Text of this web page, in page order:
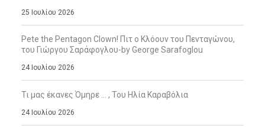
25 Ιουλίου 2026
Pete the Pentagon Clown! Πιτ ο Κλόουν του Πενταγώνου,
του Γιώργου Σαράφογλου-by George Sarafoglou
24 Ιουλίου 2026
Τι μας έκανες Όμηρε … , Του Ηλία Καραβόλια
24 Ιουλίου 2026